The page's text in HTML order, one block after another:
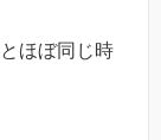
ほぼ同じ時